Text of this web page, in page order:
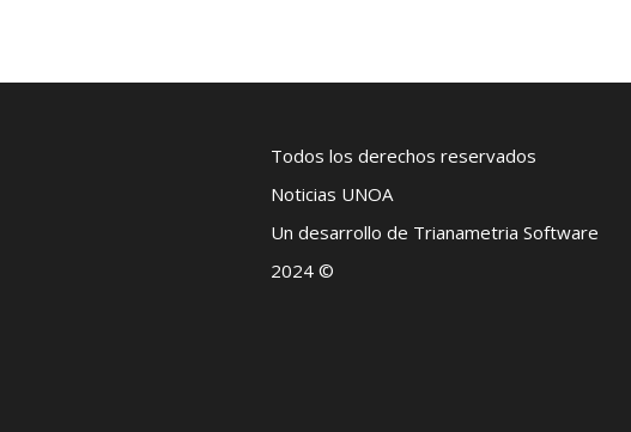
Todos los derechos reservados
Noticias UNOA
Un desarrollo de Trianametria Software
2024 ©